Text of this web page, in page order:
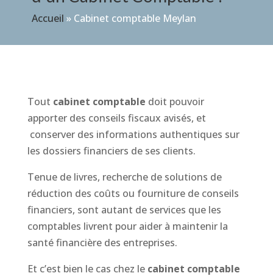
Accueil » Cabinet comptable Meylan
Tout cabinet comptable doit pouvoir
apporter des conseils fiscaux avisés, et
conserver des informations authentiques sur
les dossiers financiers de ses clients.
Tenue de livres, recherche de solutions de
réduction des coûts ou fourniture de conseils
financiers, sont autant de services que les
comptables livrent pour aider à maintenir la
santé financière des entreprises.
Et c’est bien le cas chez le cabinet comptable